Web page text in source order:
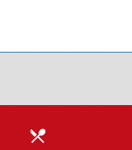
local_dining